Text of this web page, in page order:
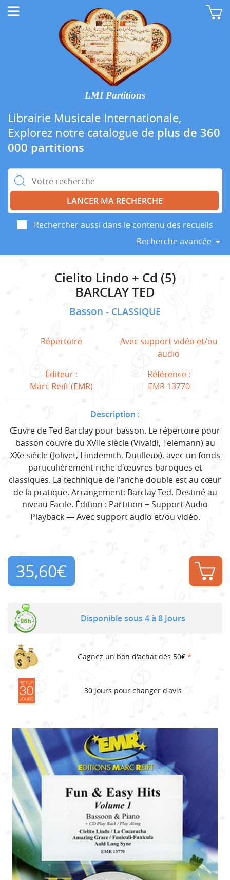
LMI Partitions
Librairie Musicale Internationale,
Explorez notre catalogue de plus de 360
000 partitions
Rechercher :
Rechercher aussi dans le contenu des recueils
Recherche avancée
Cielito Lindo + Cd (5)
BARCLAY TED
Basson CLASSIQUE
Répertoire
Avec support vidéo et/ou
audio
Éditeur :
Marc Reift (EMR)
Référence :
EMR 13770
Description :
Œuvre de Ted Barclay pour basson. Le répertoire pour
basson couvre du XVIIe siècle (Vivaldi, Telemann) au
XXe siècle (Jolivet, Hindemith, Dutilleux), avec un fonds
particulièrement riche d'œuvres baroques et
classiques. La technique de l'anche double est au cœur
de la pratique. Arrangement: Barclay Ted. Destiné au
niveau Facile. Édition : Partition + Support Audio
Playback — Avec support audio et/ou vidéo.
35,60€
Disponible sous 4 à 8 Jours
Gagnez un bon d'achat dès 50€ *
30 jours pour changer d'avis